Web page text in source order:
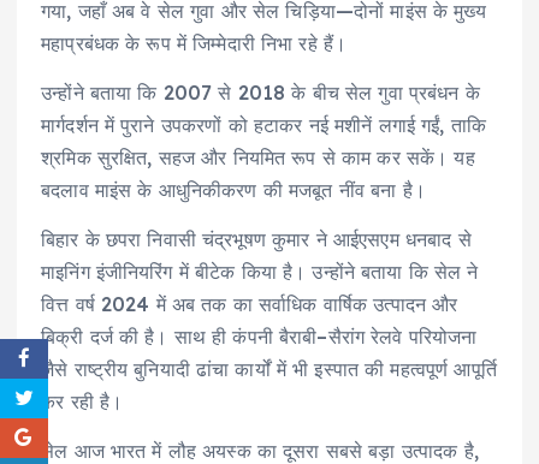
गया, जहाँ अब वे सेल गुवा और सेल चिड़िया—दोनों माइंस के मुख्य
महाप्रबंधक के रूप में जिम्मेदारी निभा रहे हैं।
उन्होंने बताया कि 2007 से 2018 के बीच सेल गुवा प्रबंधन के
मार्गदर्शन में पुराने उपकरणों को हटाकर नई मशीनें लगाई गईं, ताकि
श्रमिक सुरक्षित, सहज और नियमित रूप से काम कर सकें। यह
बदलाव माइंस के आधुनिकीकरण की मजबूत नींव बना है।
बिहार के छपरा निवासी चंद्रभूषण कुमार ने आईएसएम धनबाद से
माइनिंग इंजीनियरिंग में बीटेक किया है। उन्होंने बताया कि सेल ने
वित्त वर्ष 2024 में अब तक का सर्वाधिक वार्षिक उत्पादन और
बिक्री दर्ज की है। साथ ही कंपनी बैराबी–सैरांग रेलवे परियोजना
जैसे राष्ट्रीय बुनियादी ढांचा कार्यों में भी इस्पात की महत्वपूर्ण आपूर्ति
कर रही है।
सेल आज भारत में लौह अयस्क का दूसरा सबसे बड़ा उत्पादक है,